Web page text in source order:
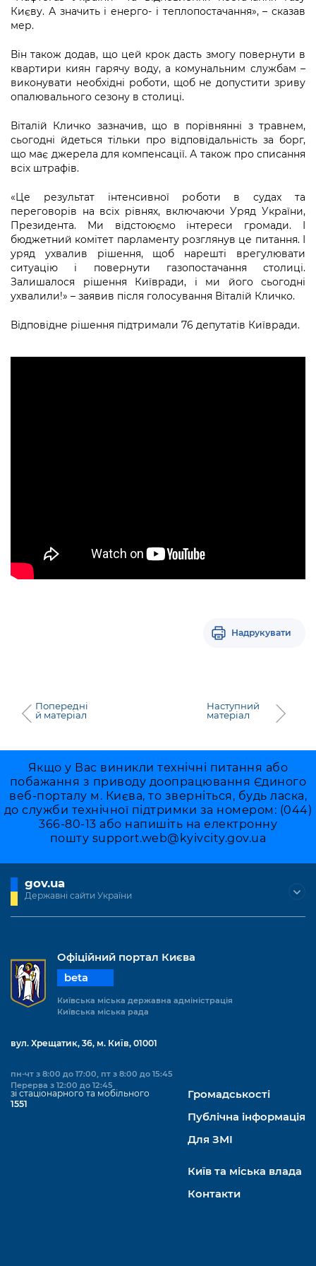
Підприємства, установи, організації
Kyiv International Relations
Річні звіти
Гендерна політика
Безбар'єрність
Київська міська військова адміністрація
Портал Захисників та Захисниць
Безбар'єрність
Портал послуг
Важливе під час воєнного стану
Уряд» – місцевий рівень»
Про відкриті дані
Публічні дашборди
Києву. А значить і енерго- і теплопостачання», – сказав
мер.
Він також додав, що цей крок дасть змогу повернути в
квартири киян гарячу воду, а комунальним службам –
виконувати необхідні роботи, щоб не допустити зриву
опалювального сезону в столиці.
Віталій Кличко зазначив, що в порівнянні з травнем,
сьогодні йдеться тільки про відповідальність за борг,
що має джерела для компенсації. А також про списання
всіх штрафів.
«Це результат інтенсивної роботи в судах та
переговорів на всіх рівнях, включаючи Уряд України,
Президента. Ми відстоюємо інтереси громади. І
бюджетний комітет парламенту розглянув це питання. І
уряд ухвалив рішення, щоб нарешті врегулювати
ситуацію і повернути газопостачання столиці.
Залишалося рішення Київради, і ми його сьогодні
ухвалили!» – заявив після голосування Віталій Кличко.
Відповідне рішення підтримали 76 депутатів Київради.
Надрукувати
Попередні
й матеріал
Наступний
матеріал
Якщо у Вас виникли технічні питання або
побажання з приводу доопрацювання Єдиного
веб-порталу м. Києва, то зверніться, будь ласка,
до служби технічної підтримки за номером: (044)
366-80-13 або напишіть на електронну
пошту support.web@kyivcity.gov.ua
gov.ua
Державні сайти України
Офіційний портал Києва
beta
Київська міська державна адміністрація
Київська міська рада
вул. Хрещатик, 36, м. Київ, 01001
пн-чт з 8:00 до 17:00, пт з 8:00 до 15:45
Перерва з 12:00 до 12:45
зі стаціонарного та мобільного
1551
Громадськості
Публічна інформація
Для ЗМІ
Київ та міська влада
Контакти